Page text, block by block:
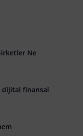
Ne
dijital finansal